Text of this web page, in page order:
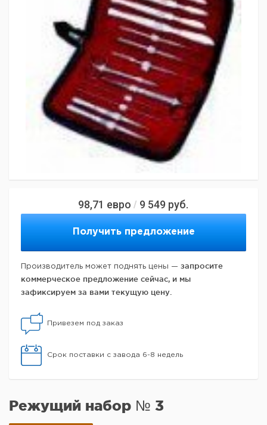
98,71 евро / 9 549 руб.
Получить предложение
Производитель может поднять цены — запросите
коммерческое предложение сейчас, и мы
зафиксируем за вами текущую цену.
Привезем под заказ
Срок поставки с завода 6-8 недель
Режущий набор № 3